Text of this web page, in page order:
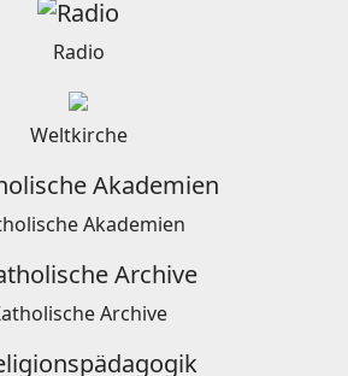
Radio
Weltkirche
Akademien
Archive